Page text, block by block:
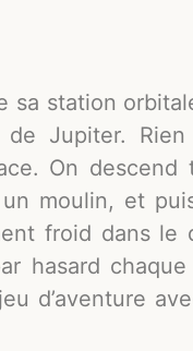
sa station
Jupiter. Rien
On descend
moulin, et
froid dans le
hasard
d’aventure